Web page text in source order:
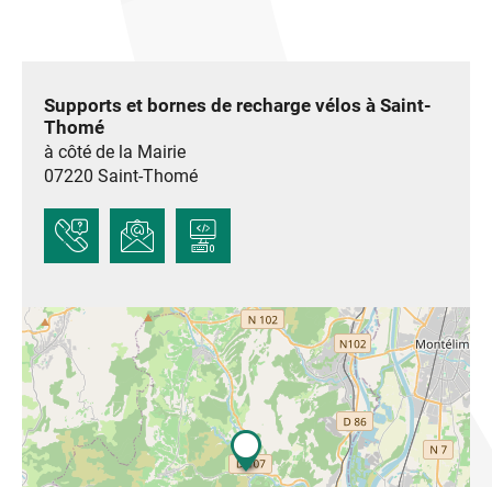
Supports et bornes de recharge vélos à Saint-
Thomé
à côté de la Mairie
07220 Saint-Thomé